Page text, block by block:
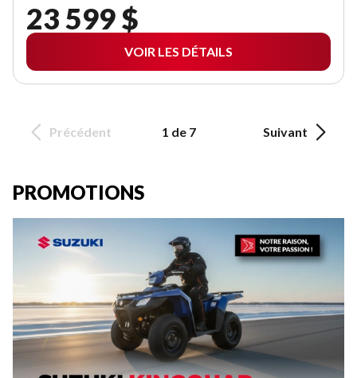
23 599 $
VOIR LES DÉTAILS
Précédent 1 de 7 Suivant
PROMOTIONS